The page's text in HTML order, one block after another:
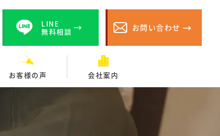
LINE
無料相談
お問い合わせ
お客様の声 会社案内